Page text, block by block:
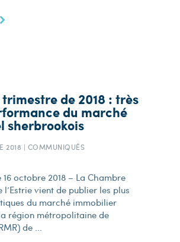
de 2018 : très
du marché
sherbrookois
2018 | COMMUNIQUÉS
octobre 2018 – La Chambre
vient de publier les plus
du marché immobilier
région métropolitaine de
de ...